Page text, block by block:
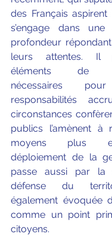
des Français
s’engage dans
profondeur
leurs attentes. Il
éléments de
nécessaires
responsabilités
circonstances
publics l’amènent à
moyens plus
déploiement de la
passe aussi par la
défense du
également évoquée
comme un point
citoyens.